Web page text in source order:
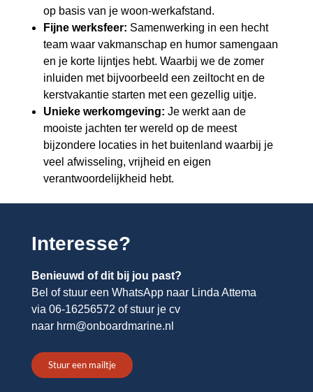
op basis van je woon-werkafstand.
Fijne werksfeer: Samenwerking in een hecht
team waar vakmanschap en humor samengaan
en je korte lijntjes hebt. Waarbij we de zomer
inluiden met bijvoorbeeld een zeiltocht en de
kerstvakantie starten met een gezellig uitje.
Unieke werkomgeving:Je werkt aan de
mooiste jachten ter wereld op de meest
bijzondere locaties in het buitenland waarbij je
veel afwisseling, vrijheid en eigen
verantwoordelijkheid hebt.
Interesse?
Benieuwd of dit bij jou past?
Bel of stuur een WhatsApp naar Linda Attema
via 06-16256572 of stuur je cv
naar hrm@onboardmarine.nl
Stuur een mailtje